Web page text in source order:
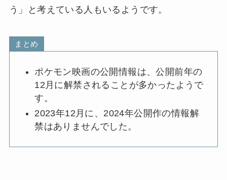
う」と考えている人もいるようです。
まとめ
ポケモン映画の公開情報は、公開前年の
12月に解禁されることが多かったようで
す。
2023年12月に、2024年公開作の情報解
禁はありませんでした。